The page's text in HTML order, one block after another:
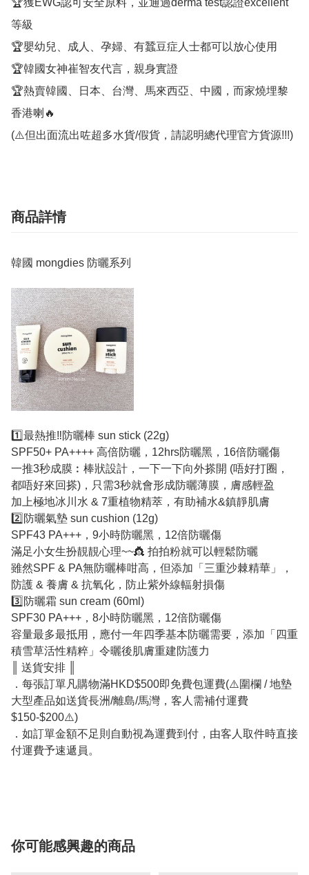
🏆獲EWG認可安全原料，並通過derma test認證excellent
等級
🏆嬰幼兒、成人、孕婦、有蠶豆症人士都可以放心使用
🏆韓國女神崔智友代言，親身實證
🏆熱賣韓國、日本、台灣、馬來西亞、中國，而家燒埋黎
香港喇🔥
(⚠️但出面流出咗超多水貨/假貨，請認明總代理官方貨源!!!)
商品詳情
韓國 mongdies 防曬系列
1️⃣最熱推‼️防曬棒 sun stick (22g)
SPF50+ PA++++ 高倍防曬，12hrs防曬黑，16倍防曬傷
一推3秒成膜︰棒狀設計，一下一下向外搽開 (唔好打圈，
都唔好來回搽)，只需3秒就會形成防曬薄膜，膚感輕盈
加上極地冰川水 & 7重植物精萃，有助補水&鎮靜肌膚
2️⃣防曬氣墊 sun cushion (12g)
SPF43 PA+++，9小時防曬黑，12倍防曬傷
滿足小女生扮靚靚心理~~👸 拍拍粉就可以輕鬆防曬
雖然SPF & PA無防曬棒咁高，但添加「三重沙棘精華」，
防護 & 養膚 & 抗氧化，防止紫外線輻射損傷
3️⃣防曬霜 sun cream (60ml)
SPF30 PA+++，8小時防曬黑，12倍防曬傷
容量最多最抵用，應付一年四季基本防曬需要，添加「四重
積雪草活性精粹」令曬後肌膚重建防護力
║ 送貨安排 ║
．每張訂單凡購物滿HKD$500即免費包運費(⚠️圍欄 / 地墊
大型產品如送貨長洲/離島/馬灣，客人需補付運費
$150-$200⚠️)
．如訂單金額不足則自動視為運費到付，由客人取件時直接
付運費予速遞員。
你可能感興趣的商品